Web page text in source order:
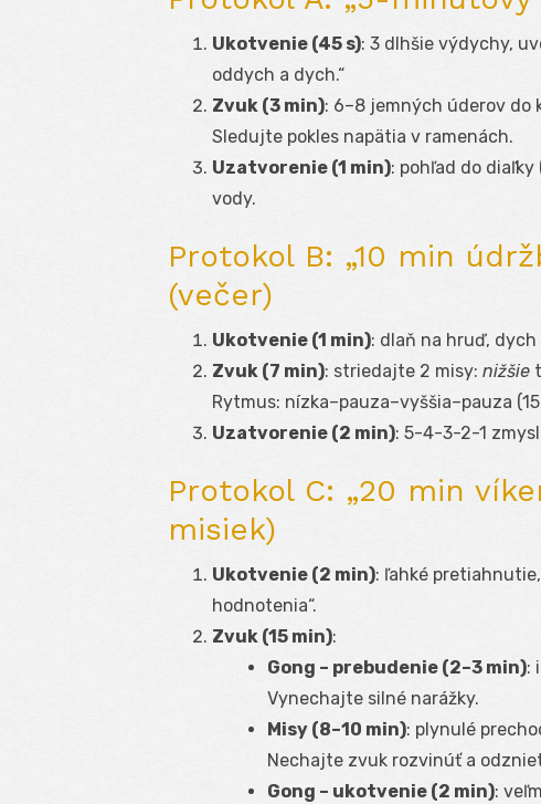
Ukotvenie (45 s): 3 dlhšie výdychy,
oddych a dych.“
Zvuk (3 min): 6–8 jemných úderov do
Sledujte pokles napätia v ramenách.
Uzatvorenie (1 min): pohľad do
vody.
Protokol B: „10 min
(večer)
Ukotvenie (1 min): dlaň na hruď,
Zvuk (7 min): striedajte 2 misy: nižšie
Rytmus: nízka–pauza–vyššia–pauza
Uzatvorenie (2 min): 5-4-3-2-1
Protokol C: „20 min
misiek)
Ukotvenie (2 min): ľahké
hodnotenia“.
Zvuk (15 min):
Gong – prebudenie (2–3 min):
Vynechajte silné narážky.
Misy (8–10 min): plynulé
Nechajte zvuk rozvinúť a
Gong – ukotvenie (2 min):